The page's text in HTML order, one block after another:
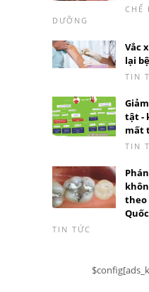
CHẾ
DƯỠNG
Vắc
lại
TIN
tật -
mất
TIN
theo
TIN TỨC